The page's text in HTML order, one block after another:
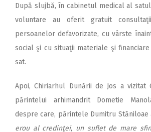
După slujbă, în cabinetul medical al
voluntare au oferit gratuit
persoanelor defavorizate, cu vârste
social şi cu situaţii materiale şi
sat.
Apoi, Chiriarhul Dunării de Jos a vizitat
părintelui arhimandrit Dometie
despre care, părintele Dumitru Stăniloae
erou al credinţei, un suflet de mare